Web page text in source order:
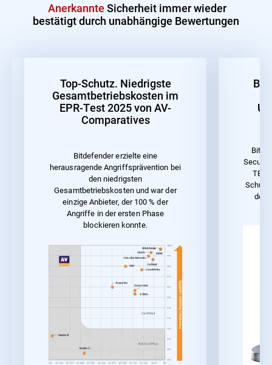
Anerkannte Sicherheit immer wieder
bestätigt durch unabhängige Bewertungen
Top-Schutz. Niedrigste
Gesamtbetriebskosten im
EPR-Test 2025 von AV-
Comparatives
Bitdefender erzielte eine
herausragende Angriffsprävention bei
den niedrigsten
Gesamtbetriebskosten und war der
einzige Anbieter, der 100 % der
Angriffe in der ersten Phase
blockieren konnte.
Schutz
der